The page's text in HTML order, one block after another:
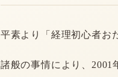
平素より「経理初心者お
諸般の事情により、2001